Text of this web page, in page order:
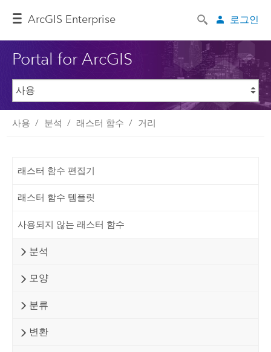
ArcGIS Enterprise 로그인
Portal for ArcGIS
사용 분석 래스터 함수 거리
래스터 함수 편집기
래스터 함수 템플릿
사용되지 않는 래스터 함수
분석
모양
분류
변환